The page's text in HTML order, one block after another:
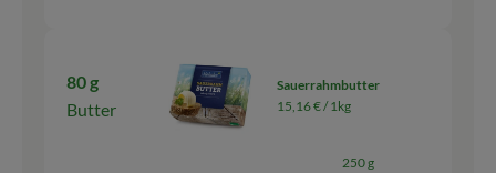
80 g
Butter
Sauerrahmbutter
15,16 € /1kg
250 g